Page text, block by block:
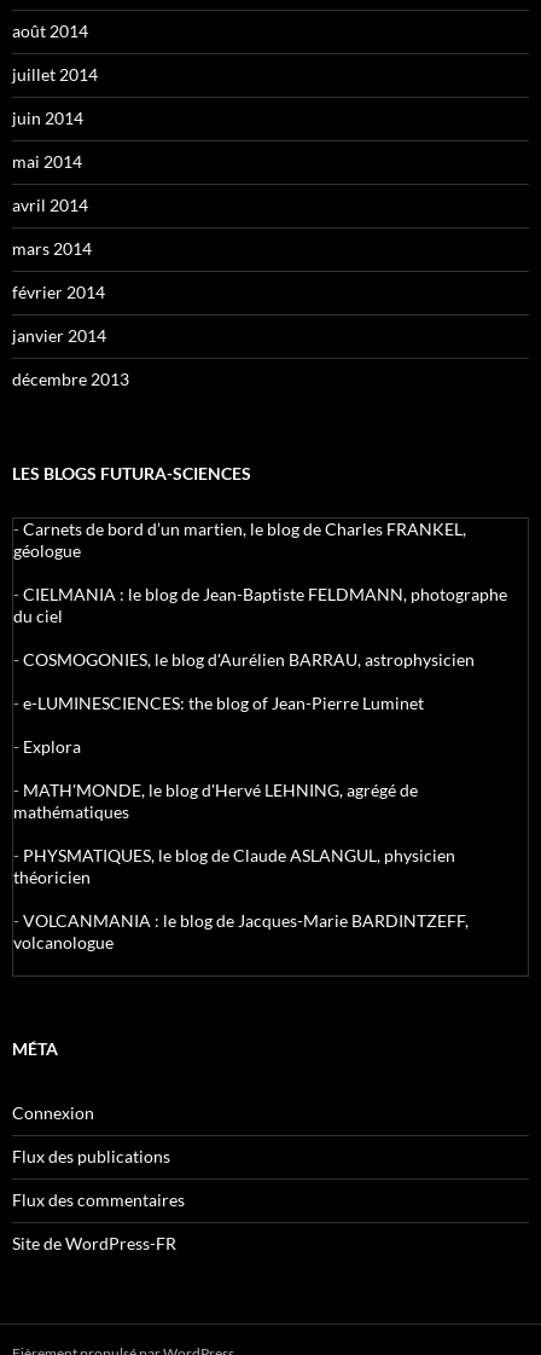
août 2014
juillet 2014
juin 2014
mai 2014
avril 2014
mars 2014
février 2014
janvier 2014
décembre 2013
LES BLOGS FUTURA-SCIENCES
-Carnets de bord d’un martien, le blog de Charles FRANKEL,
géologue
-CIELMANIA : le blog de Jean-Baptiste FELDMANN, photographe
du ciel
-COSMOGONIES, le blog d'Aurélien BARRAU, astrophysicien
-e-LUMINESCIENCES: the blog of Jean-Pierre Luminet
- Explora
- MATH'MONDE, le blog d'Hervé LEHNING, agrégé de
mathématiques
- PHYSMATIQUES, le blog de Claude ASLANGUL, physicien
théoricien
-VOLCANMANIA : le blog de Jacques-Marie BARDINTZEFF,
volcanologue
MÉTA
Connexion
Flux des publications
Flux des commentaires
Site de WordPress-FR